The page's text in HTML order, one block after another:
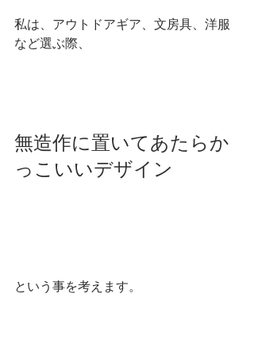
私は、アウトドアギア、文房具、洋服
など選ぶ際、
無造作に置いてあたらか
っこいいデザイン
という事を考えます。